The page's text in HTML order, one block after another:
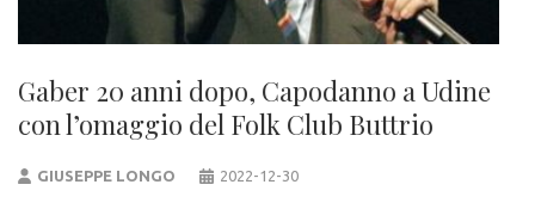
Gaber 20 anni dopo, Capodanno a Udine
con l’omaggio del Folk Club Buttrio
GIUSEPPE LONGO 2022-12-30